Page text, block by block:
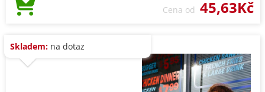
Cena od 45,63Kč
Skladem: na dotaz